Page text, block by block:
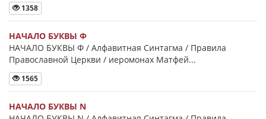
1358
НАЧАЛО БУКВЫ Φ
НАЧАЛО БУКВЫ Φ / Алфавитная Синтагма / Правила
Православной Церкви / иеромонах Матфей...
1565
НАЧАЛО БУКВЫ Ν